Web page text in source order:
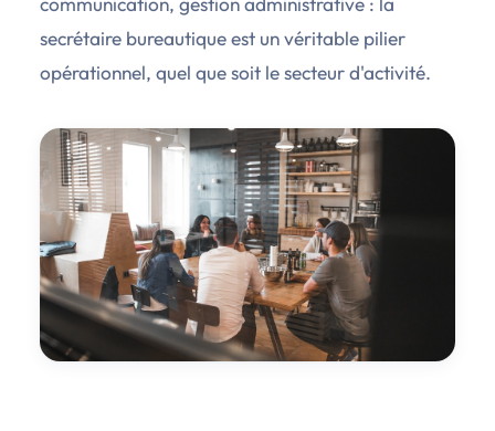
secrétaire bureautique est un véritable pilier
opérationnel, quel que soit le secteur d'activité.